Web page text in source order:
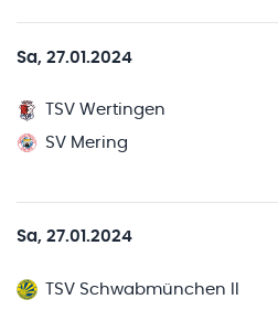
Sa, 27.01.2024
TSV Wertingen
SV Mering
Sa, 27.01.2024
TSV Schwabmünchen II